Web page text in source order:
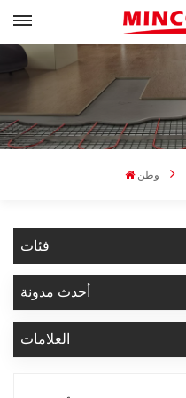
وطن
فئات
أحدث مدونة
العلامات